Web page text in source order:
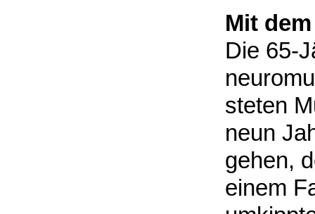
Mit
Die 65-
steten
neun
gehen,
einem